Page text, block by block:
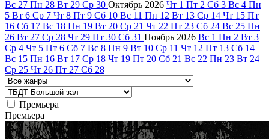
Вс 27 Пн 28 Вт 29 Ср 30 Октябрь 2026 Чт 1 Пт 2 Сб 3 Вс 4 Пн
5 Вт 6 Ср 7 Чт 8 Пт 9 Сб 10 Вс 11 Пн 12 Вт 13 Ср 14 Чт 15 Пт
16 Сб 17 Вс 18 Пн 19 Вт 20 Ср 21 Чт 22 Пт 23 Сб 24 Вс 25 Пн
26 Вт 27 Ср 28 Чт 29 Пт 30 Сб 31 Ноябрь 2026 Вс 1 Пн 2 Вт 3
Ср 4 Чт 5 Пт 6 Сб 7 Вс 8 Пн 9 Вт 10 Ср 11 Чт 12 Пт 13 Сб 14
Вс 15 Пн 16 Вт 17 Ср 18 Чт 19 Пт 20 Сб 21 Вс 22 Пн 23 Вт 24
Ср 25 Чт 26 Пт 27 Сб 28
Премьера
Премьера